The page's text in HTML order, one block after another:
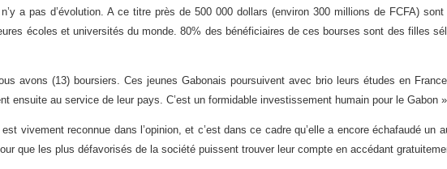
a pas d’évolution. A ce titre près de 500 000 dollars (environ 300 millions de FCFA)
écoles et universités du monde. 80% des bénéficiaires de ces bourses sont des filles
avons (13) boursiers. Ces jeunes Gabonais poursuivent avec brio leurs études en
ensuite au service de leur pays. C’est un formidable investissement humain pour le Gabon
vivement reconnue dans l’opinion, et c’est dans ce cadre qu’elle a encore échafaudé un
que les plus défavorisés de la société puissent trouver leur compte en accédant